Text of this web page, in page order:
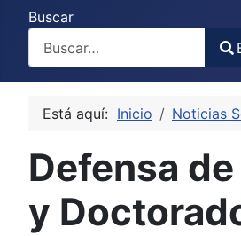
Buscar
Type 2 or more characters for
Está aquí: Inicio Noticias
Defensa
y